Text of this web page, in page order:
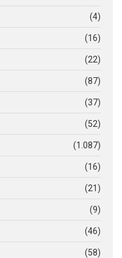
(4)
(16)
(22)
(87)
(37)
(52)
(1.087)
(16)
(21)
(9)
(46)
(58)